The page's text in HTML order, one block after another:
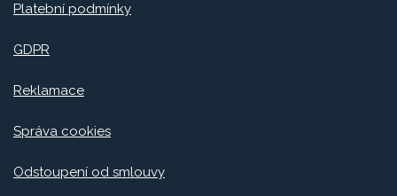
Platební podmínky
GDPR
Reklamace
Správa cookies
Odstoupení od smlouvy